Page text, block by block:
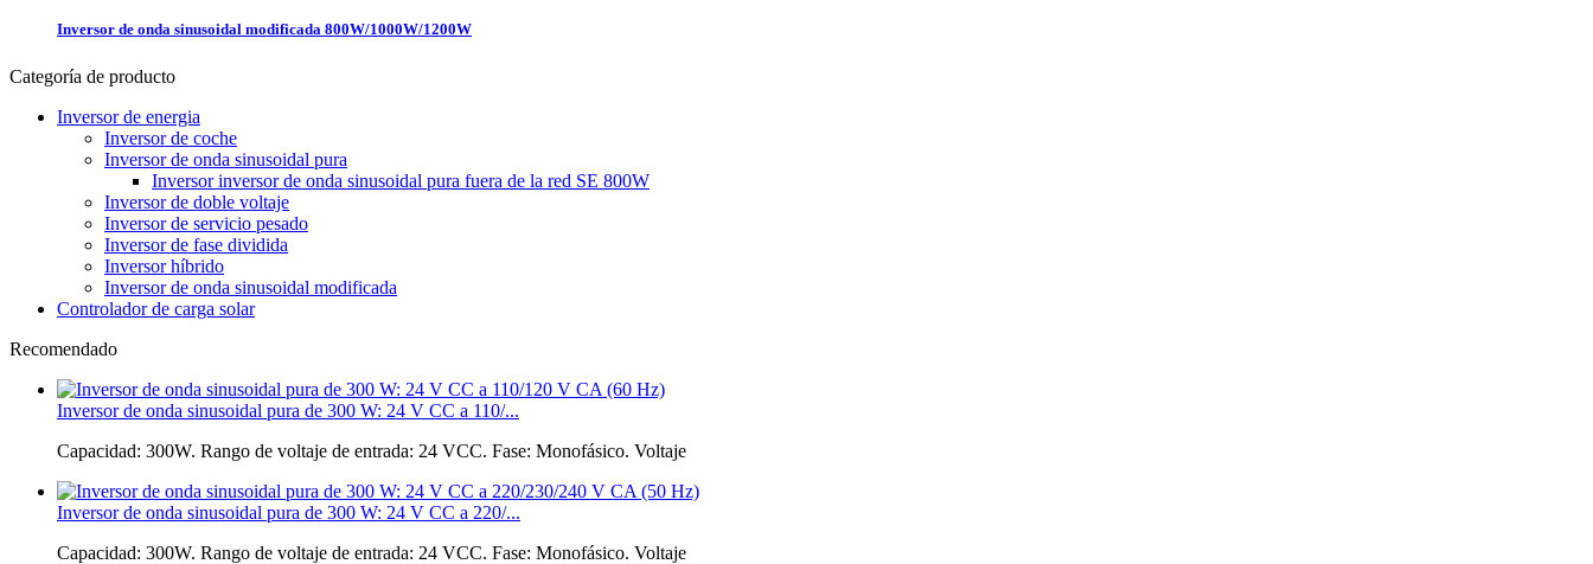
Inversor de onda sinusoidal modificada 800W/1000W/1200W
Categoría de producto
Inversor de energia
Inversor de coche
Inversor de onda sinusoidal pura
Inversor inversor de onda sinusoidal pura fuera de la red SE 800W
Inversor de doble voltaje
Inversor de servicio pesado
Inversor de fase dividida
Inversor híbrido
Inversor de onda sinusoidal modificada
Controlador de carga solar
Recomendado
Inversor de onda sinusoidal pura de 300 W: 24 V CC a 110/...
Capacidad: 300W. Rango de voltaje de entrada: 24 VCC. Fase: Monofásico. Voltaje
Inversor de onda sinusoidal pura de 300 W: 24 V CC a 220/...
Capacidad: 300W. Rango de voltaje de entrada: 24 VCC. Fase: Monofásico. Voltaje